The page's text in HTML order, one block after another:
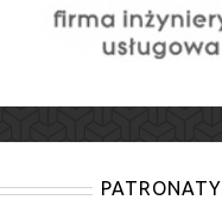
PATRONATY